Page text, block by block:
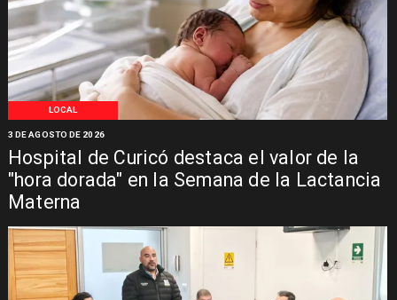
LOCAL
Hospital de Curicó destaca el valor de la
"hora dorada" en la Semana de la Lactancia
Materna
3 DE AGOSTO DE 2026